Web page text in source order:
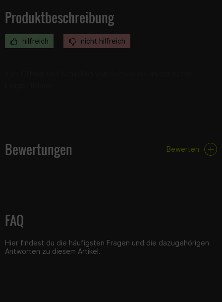
Produktbeschreibung
hilfreich nicht hilfreich
Bewertungen Bewerten
FAQ
Hier findest du die häufigsten Fragen und die dazugehörigen
Antworten zu diesem Artikel.